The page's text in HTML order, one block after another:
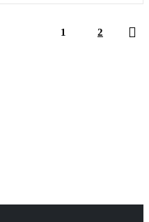
1 2